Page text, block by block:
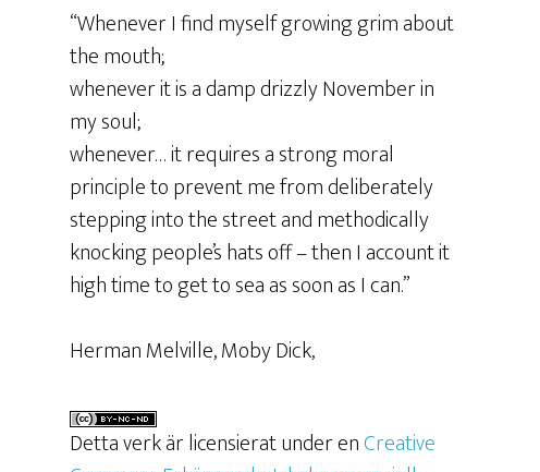
“Whenever I find myself growing grim about
the mouth;
whenever it is a damp drizzly November in
my soul;
whenever… it requires a strong moral
principle to prevent me from deliberately
stepping into the street and methodically
knocking people’s hats off – then I account it
high time to get to sea as soon as I can.”
Herman Melville, Moby Dick,
Detta verk är licensierat under enCreative